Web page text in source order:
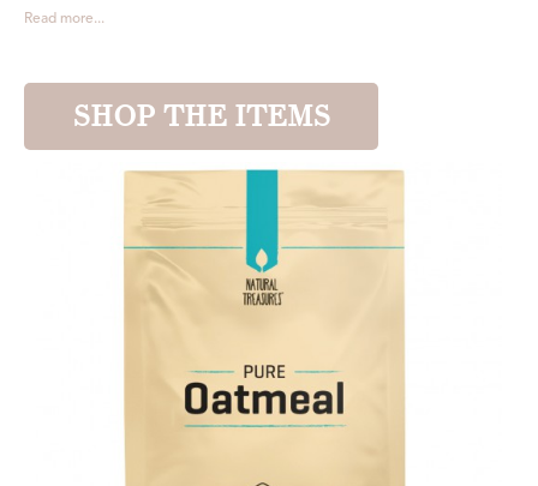
Read more...
SHOP THE ITEMS